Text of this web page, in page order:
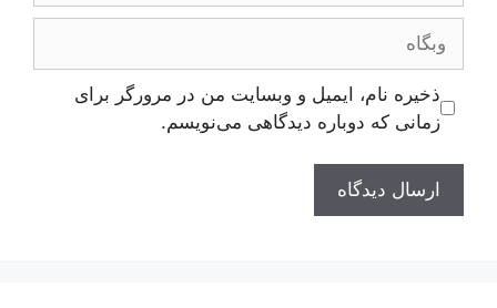
وبگاه
ذخیره نام، ایمیل و وبسایت من در مرورگر برای
زمانی که دوباره دیدگاهی می‌نویسم.